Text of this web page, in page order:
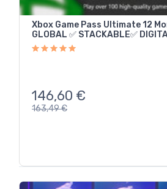
Xbox Game Pass Ultimate 12
GLOBAL ✅ STACKABLE✅
146,60 €
163,49€